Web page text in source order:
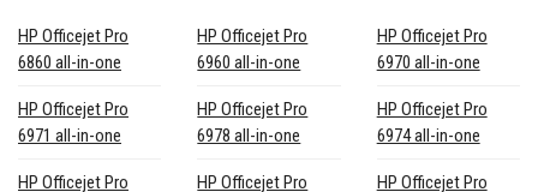
HP Officejet Pro
6860 all-in-one
HP Officejet Pro
6960 all-in-one
HP Officejet Pro
6970 all-in-one
HP Officejet Pro
6971 all-in-one
HP Officejet Pro
6978 all-in-one
HP Officejet Pro
6974 all-in-one
HP Officejet Pro
HP Officejet Pro
HP Officejet Pro